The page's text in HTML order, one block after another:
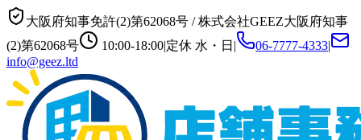
大阪府知事免許(2)第62068号 /株式会社GEEZ大阪府知事
(2)第62068号
10:00-18:00|定休 水・日 | 06-7777-4333|
info@geez.ltd